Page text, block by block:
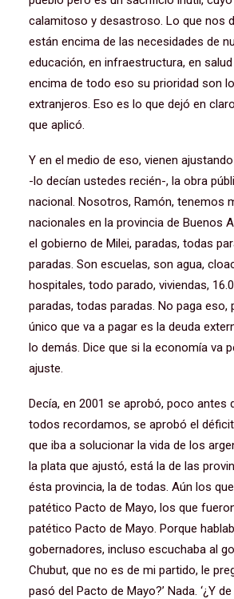
calamitoso y desastroso. Lo que nos
están encima de las necesidades de
educación, en infraestructura, en
encima de todo eso su prioridad son
extranjeros. Eso es lo que dejó en
que aplicó.
Y en el medio de eso, vienen
-lo decían ustedes recién-, la obra
nacional. Nosotros, Ramón, tenemos
nacionales en la provincia de Buenos
el gobierno de Milei, paradas, todas
paradas. Son escuelas, son agua,
hospitales, todo parado, viviendas,
paradas, todas paradas. No paga eso,
único que va a pagar es la deuda
lo demás. Dice que si la economía va
ajuste.
Decía, en 2001 se aprobó, poco antes
todos recordamos, se aprobó el
que iba a solucionar la vida de los
la plata que ajustó, está la de las
ésta provincia, la de todas. Aún los
patético Pacto de Mayo, los que
patético Pacto de Mayo. Porque
gobernadores, incluso escuchaba al
Chubut, que no es de mi partido, le
pasó del Pacto de Mayo?’ Nada. ‘¿Y